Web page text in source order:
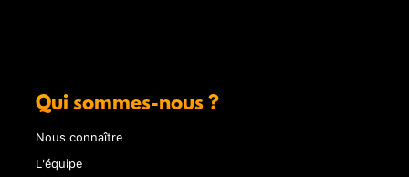
Qui sommes-nous ?
Nous connaître
L'équipe